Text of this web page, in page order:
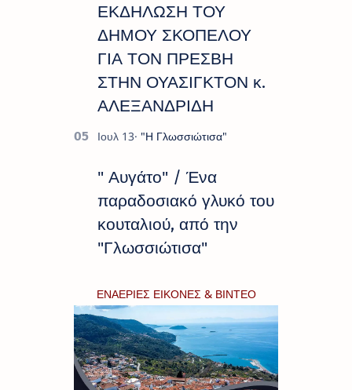
ΕΚΔΗΛΩΣΗ ΤΟΥ
ΔΗΜΟΥ ΣΚΟΠΕΛΟΥ
ΓΙΑ ΤΟΝ ΠΡΕΣΒΗ
ΣΤΗΝ ΟΥΑΣΙΓΚΤΟΝ κ.
ΑΛΕΞΑΝΔΡΙΔΗ
" Αυγάτο" / Ένα
παραδοσιακό γλυκό του
κουταλιού, από την
"Γλωσσιώτισα"
ΕΝΑΕΡΙΕΣ ΕΙΚΟΝΕΣ & ΒΙΝΤΕΟ